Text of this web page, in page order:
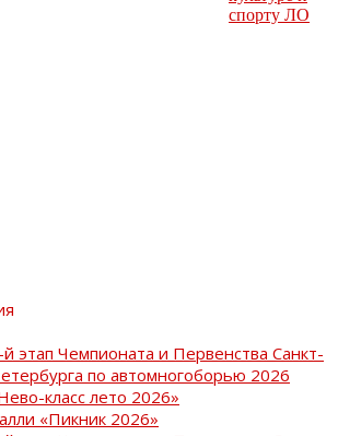
й этап Чемпионата и Первенства Санкт-
по автомногоборью 2026
класс лето 2026»
«Пикник 2026»